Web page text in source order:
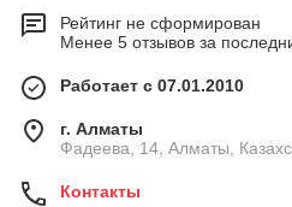
Рейтинг не сформирован
Менее 5 отзывов за
Работает с 07.01.2010
г. Алматы
Фадеева, 14, Алматы,
Контакты